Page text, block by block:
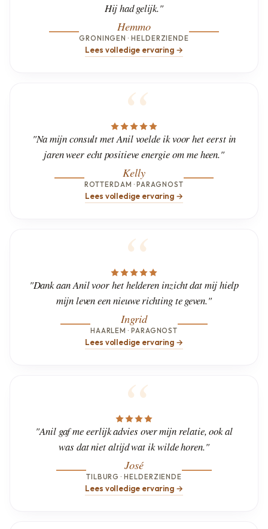
Hij had gelijk."
Hemmo
GRONINGEN · HELDERZIENDE
Lees volledige ervaring →
"Na mijn consult met Anil voelde ik voor het eerst in
jaren weer echt positieve energie om me heen."
Kelly
ROTTERDAM · PARAGNOST
Lees volledige ervaring →
"Dank aan Anil voor het helderen inzicht dat mij hielp
mijn leven een nieuwe richting te geven."
Ingrid
HAARLEM · PARAGNOST
Lees volledige ervaring →
"Anil gaf me eerlijk advies over mijn relatie, ook al
was dat niet altijd wat ik wilde horen."
José
TILBURG · HELDERZIENDE
Lees volledige ervaring →